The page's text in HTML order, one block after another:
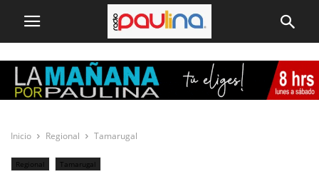
Inicio Regional Tamarugal
Regional Tamarugal